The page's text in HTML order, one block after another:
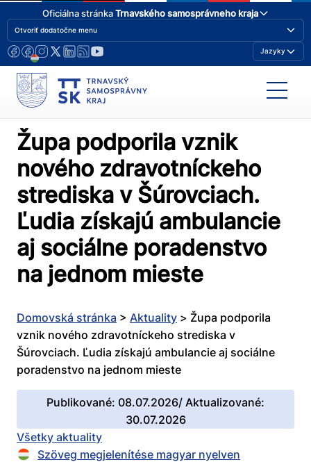
Oficiálna stránkaTrnavského samosprávneho kraja
Otvoriť dodatočne menu
Jazyky
Župa podporila vznik
nového zdravotníckeho
strediska v Šúrovciach.
Ľudia získajú ambulancie
aj sociálne poradenstvo
na jednom mieste
Domovská stránka > Aktuality > Župa podporila
vznik nového zdravotníckeho strediska v
Šúrovciach. Ľudia získajú ambulancie aj sociálne
poradenstvo na jednom mieste
Publikované: 08.07.2026/ Aktualizované:
30.07.2026
Všetky aktuality
Szöveg megjelenítése magyar nyelven